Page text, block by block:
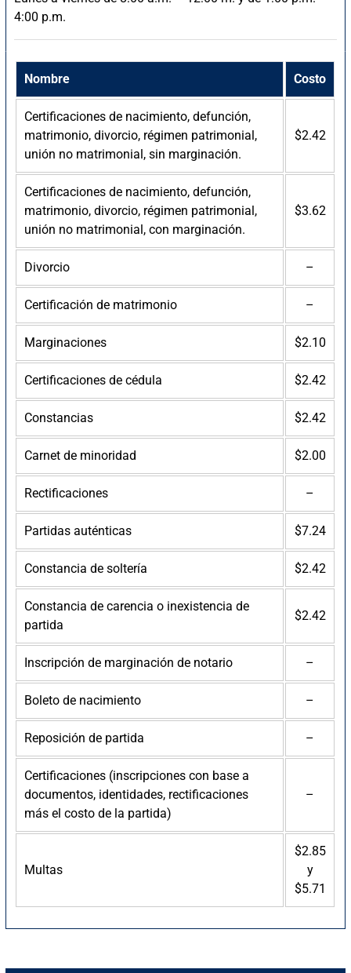
4:00 p.m.
Nombre Costo
Certificaciones de nacimiento, defunción,
matrimonio, divorcio, régimen patrimonial,
unión no matrimonial, sin marginación.
$2.42
Certificaciones de nacimiento, defunción,
matrimonio, divorcio, régimen patrimonial,
unión no matrimonial, con marginación.
$3.62
Divorcio –
Certificación de matrimonio –
Marginaciones $2.10
Certificaciones de cédula $2.42
Constancias $2.42
Carnet de minoridad $2.00
Rectificaciones –
Partidas auténticas $7.24
Constancia de soltería $2.42
Constancia de carencia o inexistencia de
partida
$2.42
Inscripción de marginación de notario –
Boleto de nacimiento –
Reposición de partida –
Certificaciones (inscripciones con base a
documentos, identidades, rectificaciones
más el costo de la partida)
–
Multas
$2.85
y
$5.71